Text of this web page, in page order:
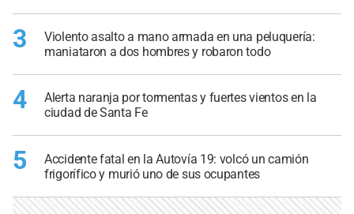
3
Violento asalto a mano armada en una peluquería:
maniataron a dos hombres y robaron todo
4
Alerta naranja por tormentas y fuertes vientos en la
ciudad de Santa Fe
5
Accidente fatal en la Autovía 19: volcó un camión
frigorífico y murió uno de sus ocupantes